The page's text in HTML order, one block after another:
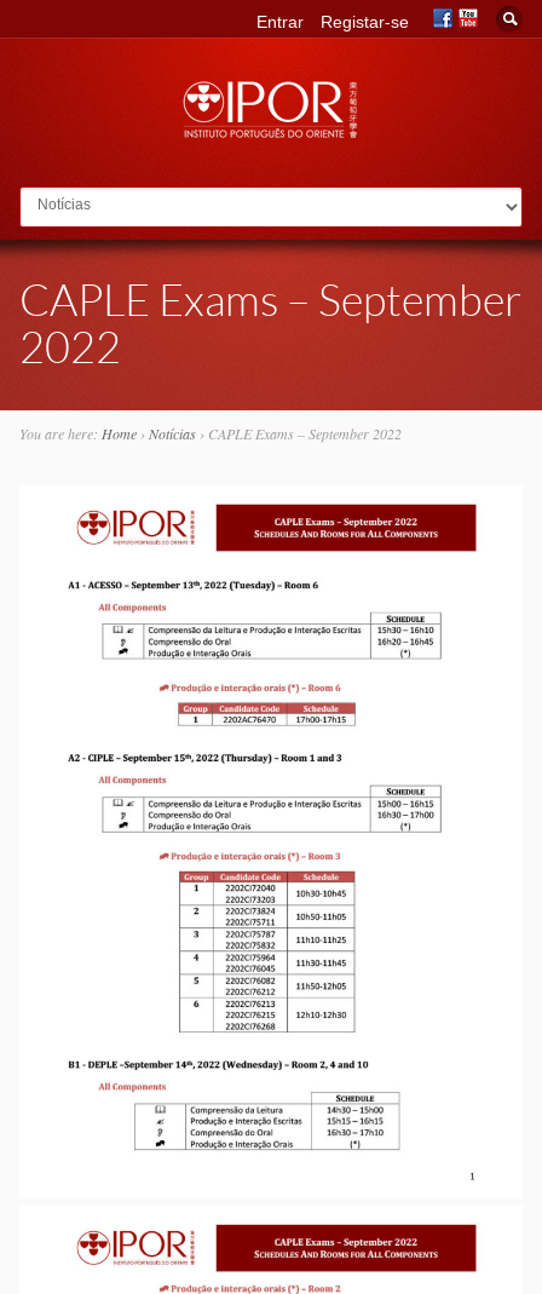
Go to:
Entrar Registar-se
CAPLE Exams – September
2022
You are here: Home› Notícias› CAPLE Exams – September 2022